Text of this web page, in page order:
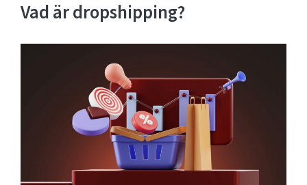
Vad är dropshipping?